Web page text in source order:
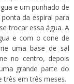
e um punhado de
da espiral para
trocar essa água. A
e com ocone de
uma base de sal
no centro, depois
grande parte do
três em três meses.